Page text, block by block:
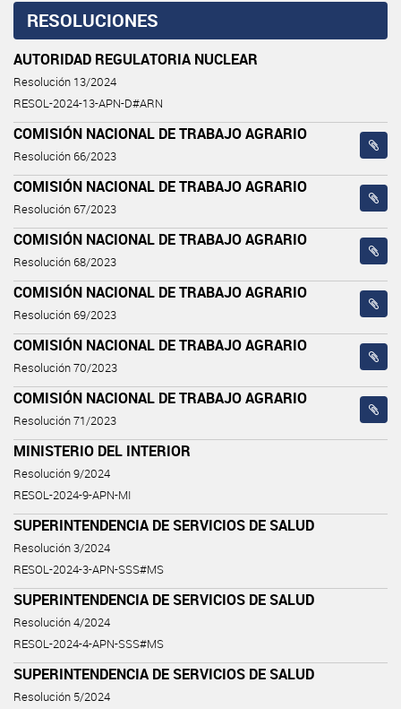
RESOLUCIONES
AUTORIDAD REGULATORIA NUCLEAR
Resolución 13/2024
RESOL-2024-13-APN-D#ARN
COMISIÓN NACIONAL DE TRABAJO AGRARIO
Resolución 66/2023
COMISIÓN NACIONAL DE TRABAJO AGRARIO
Resolución 67/2023
COMISIÓN NACIONAL DE TRABAJO AGRARIO
Resolución 68/2023
COMISIÓN NACIONAL DE TRABAJO AGRARIO
Resolución 69/2023
COMISIÓN NACIONAL DE TRABAJO AGRARIO
Resolución 70/2023
COMISIÓN NACIONAL DE TRABAJO AGRARIO
Resolución 71/2023
MINISTERIO DEL INTERIOR
Resolución 9/2024
RESOL-2024-9-APN-MI
SUPERINTENDENCIA DE SERVICIOS DE SALUD
Resolución 3/2024
RESOL-2024-3-APN-SSS#MS
SUPERINTENDENCIA DE SERVICIOS DE SALUD
Resolución 4/2024
RESOL-2024-4-APN-SSS#MS
SUPERINTENDENCIA DE SERVICIOS DE SALUD
Resolución 5/2024